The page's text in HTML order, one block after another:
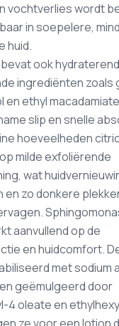
vochtverlies wordt
in soepelere,
huid.
ook
ingrediënten zoals
en ethyl
slip en snelle
hoeveelheden
milde exfoliërende
wat
en zo donkere
aanvullend op de
en huidcomfort.
met sodium
geëmulgeerd door
4 oleate en